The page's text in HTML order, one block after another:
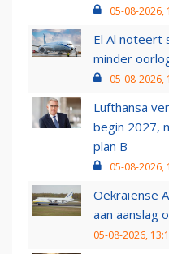
05-08-2026,
El Al noteert
minder
05-08-2026,
Lufthansa
begin 2027,
plan B
05-08-2026,
Oekraïense
aan aanslag
05-08-2026,